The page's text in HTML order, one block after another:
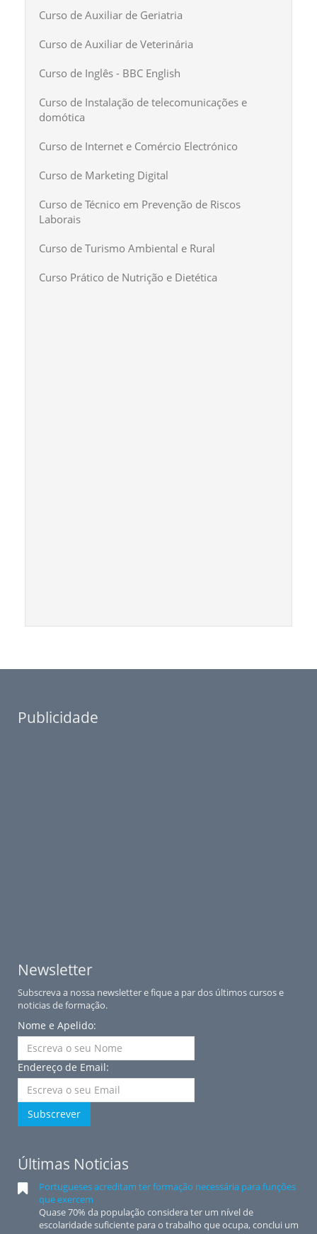
Curso de Auxiliar de Geriatria
Curso de Auxiliar de Veterinária
Curso de Inglês - BBC English
Curso de Instalação de telecomunicações e
domótica
Curso de Internet e Comércio Electrónico
Curso de Marketing Digital
Curso de Técnico em Prevenção de Riscos
Laborais
Curso de Turismo Ambiental e Rural
Curso Prático de Nutrição e Dietética
Publicidade
Newsletter
Subscreva a nossa newsletter e fique a par dos últimos cursos e
noticias de formação.
Nome e Apelido:
Endereço de Email:
Subscrever
Últimas Noticias
Portugueses acreditam ter formação necessária para funções
que exercem
Quase 70% da população considera ter um nível de
escolaridade suficiente para o trabalho que ocupa, conclui um